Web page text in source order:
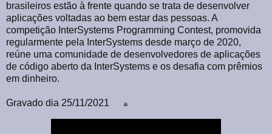
brasileiros estão à frente quando se trata de desenvolver
aplicações voltadas ao bem estar das pessoas. A
competição InterSystems Programming Contest, promovida
regularmente pela InterSystems desde março de 2020,
reúne uma comunidade de desenvolvedores de aplicações
de código aberto da InterSystems e os desafia com prêmios
em dinheiro.
Gravado dia 25/11/2021